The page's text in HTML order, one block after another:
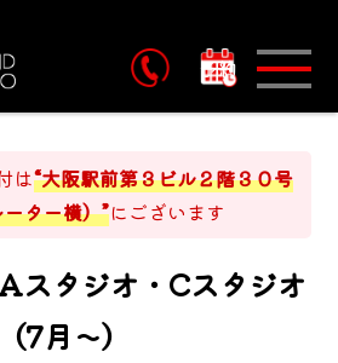
予約
は“大阪駅前第３ビル２階３０号
ター横）”にございます
スタジオ・Cスタジオ
7月～）